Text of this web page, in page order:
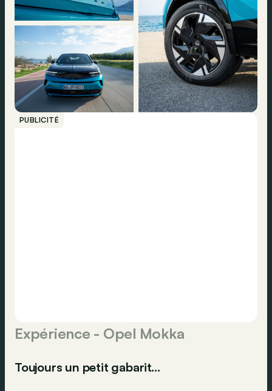
PUBLICITÉ
Expérience - Opel Mokka
Toujours un petit gabarit…